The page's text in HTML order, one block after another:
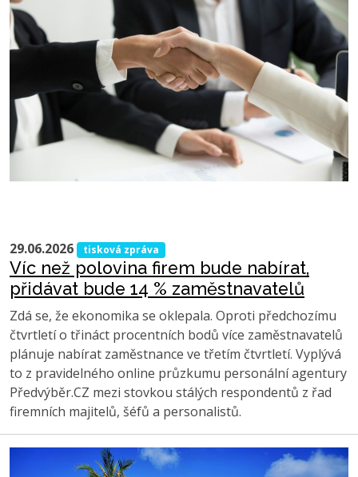
29.06.2026 tisková zpráva
Víc než polovina firem bude nabírat,
přidávat bude 14 % zaměstnavatelů
Zdá se, že ekonomika se oklepala. Oproti předchozímu
čtvrtletí o třináct procentních bodů více zaměstnavatelů
plánuje nabírat zaměstnance ve třetím čtvrtletí. Vyplývá
to z pravidelného online průzkumu personální agentury
Předvýběr.CZ mezi stovkou stálých respondentů z řad
firemních majitelů, šéfů a personalistů.